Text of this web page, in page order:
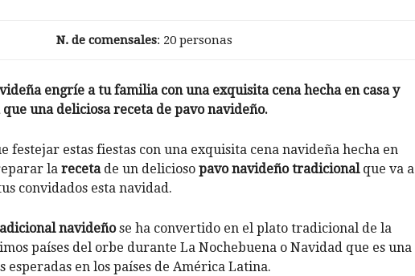
N. de comensales: 20 personas
engríe a tu familia con una exquisita cena hecha en casa y
una deliciosa receta de pavo navideño.
festejar estas fiestas con una exquisita cena navideña hecha en
la recetade un delicioso pavo navideño tradicionalque va a
convidados esta navidad.
navideñose ha convertido en el plato tradicional de la
países del orbe durante La Nochebuena o Navidad que es una
esperadas en los países de América Latina.